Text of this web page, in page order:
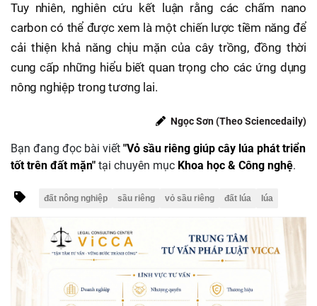
Tuy nhiên, nghiên cứu kết luận rằng các chấm nano
carbon có thể được xem là một chiến lược tiềm năng để
cải thiện khả năng chịu mặn của cây trồng, đồng thời
cung cấp những hiểu biết quan trọng cho các ứng dụng
nông nghiệp trong tương lai.
Ngọc Sơn (Theo Sciencedaily)
Bạn đang đọc bài viết "Vỏ sầu riêng giúp cây lúa phát triển
tốt trên đất mặn" tại chuyên mục Khoa học & Công nghệ.
đất nông nghiệp sầu riêng vỏ sầu riêng đất lúa lúa